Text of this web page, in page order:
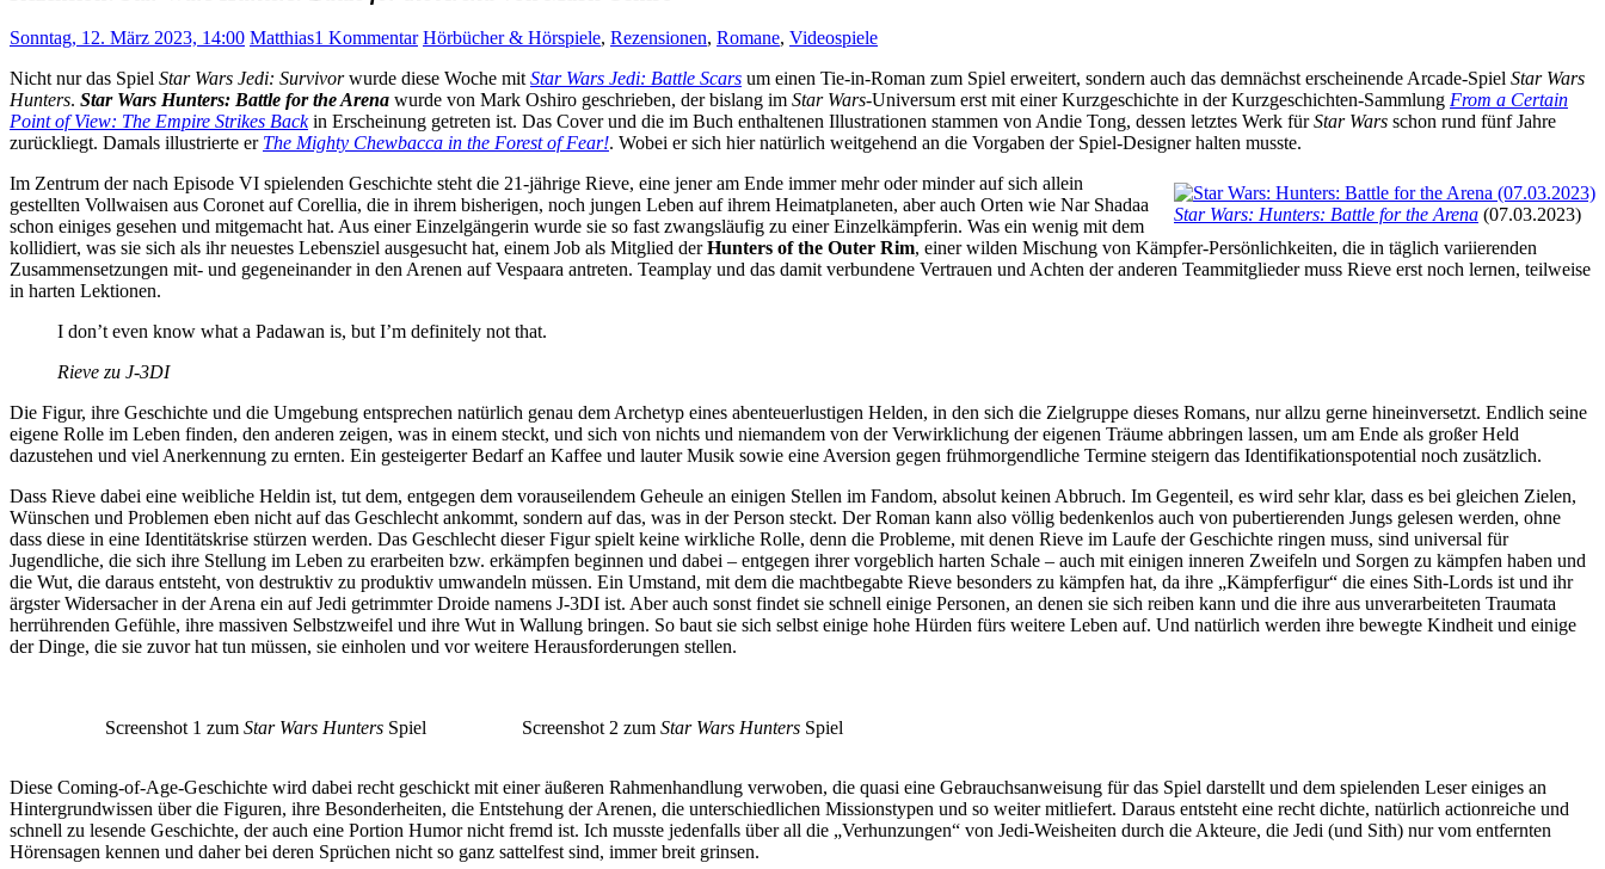
Sonntag, 12. März 2023, 14:00 Matthias1 Kommentar Hörbücher & Hörspiele, Rezensionen, Romane, Videospiele
Nicht nur das Spiel Star Wars Jedi: Survivorwurde diese Woche mitStar Wars Jedi: Battle Scars um einen Tie-in-Roman zum Spiel erweitert, sondern auch das demnächst erscheinende Arcade-Spiel Star Wars
Hunters. Star Wars Hunters: Battle for the Arena wurde von Mark Oshiro geschrieben, der bislang im Star Wars-Universum erst mit einer Kurzgeschichte in der Kurzgeschichten-Sammlung From a Certain
Point of View: The Empire Strikes Backin Erscheinung getreten ist. Das Cover und die im Buch enthaltenen Illustrationen stammen von Andie Tong, dessen letztes Werk fürStar Wars schon rund fünf Jahre
zurückliegt. Damals illustrierte er The Mighty Chewbacca in the Forest of Fear!. Wobei er sich hier natürlich weitgehend an die Vorgaben der Spiel-Designer halten musste.
Star Wars: Hunters: Battle for the Arena (07.03.2023)
Im Zentrum der nach Episode VI spielenden Geschichte steht die 21-jährige Rieve, eine jener am Ende immer mehr oder minder auf sich allein
gestellten Vollwaisen aus Coronet auf Corellia, die in ihrem bisherigen, noch jungen Leben auf ihrem Heimatplaneten, aber auch Orten wie Nar Shadaa
schon einiges gesehen und mitgemacht hat. Aus einer Einzelgängerin wurde sie so fast zwangsläufig zu einer Einzelkämpferin. Was ein wenig mit dem
kollidiert, was sie sich als ihr neuestes Lebensziel ausgesucht hat, einem Job als Mitglied derHunters of the Outer Rim, einer wilden Mischung von Kämpfer-Persönlichkeiten, die in täglich variierenden
Zusammensetzungen mit- und gegeneinander in den Arenen auf Vespaara antreten. Teamplay und das damit verbundene Vertrauen und Achten der anderen Teammitglieder muss Rieve erst noch lernen, teilweise
in harten Lektionen.
I don’t even know what a Padawan is, but I’m definitely not that.
Rieve zu J-3DI
Die Figur, ihre Geschichte und die Umgebung entsprechen natürlich genau dem Archetyp eines abenteuerlustigen Helden, in den sich die Zielgruppe dieses Romans, nur allzu gerne hineinversetzt. Endlich seine
eigene Rolle im Leben finden, den anderen zeigen, was in einem steckt, und sich von nichts und niemandem von der Verwirklichung der eigenen Träume abbringen lassen, um am Ende als großer Held
dazustehen und viel Anerkennung zu ernten. Ein gesteigerter Bedarf an Kaffee und lauter Musik sowie eine Aversion gegen frühmorgendliche Termine steigern das Identifikationspotential noch zusätzlich.
Dass Rieve dabei eine weibliche Heldin ist, tut dem, entgegen dem vorauseilendem Geheule an einigen Stellen im Fandom, absolut keinen Abbruch. Im Gegenteil, es wird sehr klar, dass es bei gleichen Zielen,
Wünschen und Problemen eben nicht auf das Geschlecht ankommt, sondern auf das, was in der Person steckt. Der Roman kann also völlig bedenkenlos auch von pubertierenden Jungs gelesen werden, ohne
dass diese in eine Identitätskrise stürzen werden. Das Geschlecht dieser Figur spielt keine wirkliche Rolle, denn die Probleme, mit denen Rieve im Laufe der Geschichte ringen muss, sind universal für
Jugendliche, die sich ihre Stellung im Leben zu erarbeiten bzw. erkämpfen beginnen und dabei – entgegen ihrer vorgeblich harten Schale – auch mit einigen inneren Zweifeln und Sorgen zu kämpfen haben und
die Wut, die daraus entsteht, von destruktiv zu produktiv umwandeln müssen. Ein Umstand, mit dem die machtbegabte Rieve besonders zu kämpfen hat, da ihre „Kämpferfigur“ die eines Sith-Lords ist und ihr
ärgster Widersacher in der Arena ein auf Jedi getrimmter Droide namens J-3DI ist. Aber auch sonst findet sie schnell einige Personen, an denen sie sich reiben kann und die ihre aus unverarbeiteten Traumata
herrührenden Gefühle, ihre massiven Selbstzweifel und ihre Wut in Wallung bringen. So baut sie sich selbst einige hohe Hürden fürs weitere Leben auf. Und natürlich werden ihre bewegte Kindheit und einige
der Dinge, die sie zuvor hat tun müssen, sie einholen und vor weitere Herausforderungen stellen.
Screenshot 1 zum Star Wars Hunters Spiel Screenshot 2 zum Star Wars Hunters Spiel
Diese Coming-of-Age-Geschichte wird dabei recht geschickt mit einer äußeren Rahmenhandlung verwoben, die quasi eine Gebrauchsanweisung für das Spiel darstellt und dem spielenden Leser einiges an
Hintergrundwissen über die Figuren, ihre Besonderheiten, die Entstehung der Arenen, die unterschiedlichen Missionstypen und so weiter mitliefert. Daraus entsteht eine recht dichte, natürlich actionreiche und
schnell zu lesende Geschichte, der auch eine Portion Humor nicht fremd ist. Ich musste jedenfalls über all die „Verhunzungen“ von Jedi-Weisheiten durch die Akteure, die Jedi (und Sith) nur vom entfernten
Hörensagen kennen und daher bei deren Sprüchen nicht so ganz sattelfest sind, immer breit grinsen.